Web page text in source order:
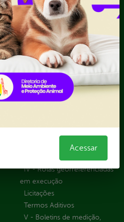
Portal Transporte
Escolar
Contratos
Contratos Administrativos
Despesas
I - Anexo I - Ficha de
Registro de Fornecedor -
III - Anexo III - Planilha
Orçamentária das Rotas
IV - Rotas georreferenciadas
em execução
Licitações
Termos Aditivos
V - Boletins de medição,
Acessar